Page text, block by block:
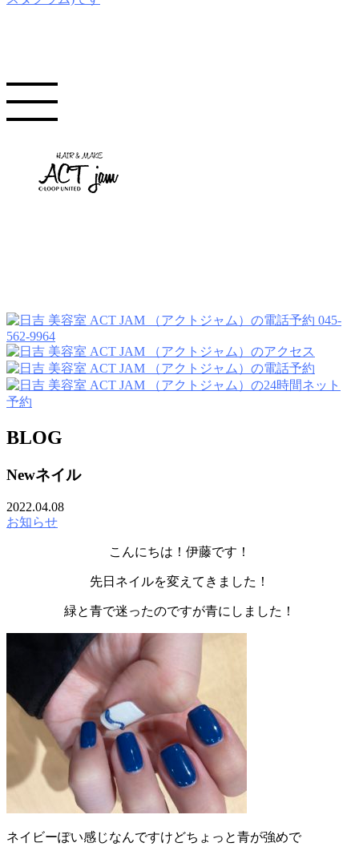
045-
562-9964
BLOG
Newネイル
2022.04.08
お知らせ
こんにちは！伊藤です！
先日ネイルを変えてきました！
緑と青で迷ったのですが青にしました！
ネイビーぽい感じなんですけどちょっと青が強めで